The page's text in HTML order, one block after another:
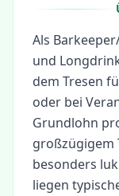
Als
und
dem Tresen
oder bei
Grundlohn
großzügigem
besonders
liegen